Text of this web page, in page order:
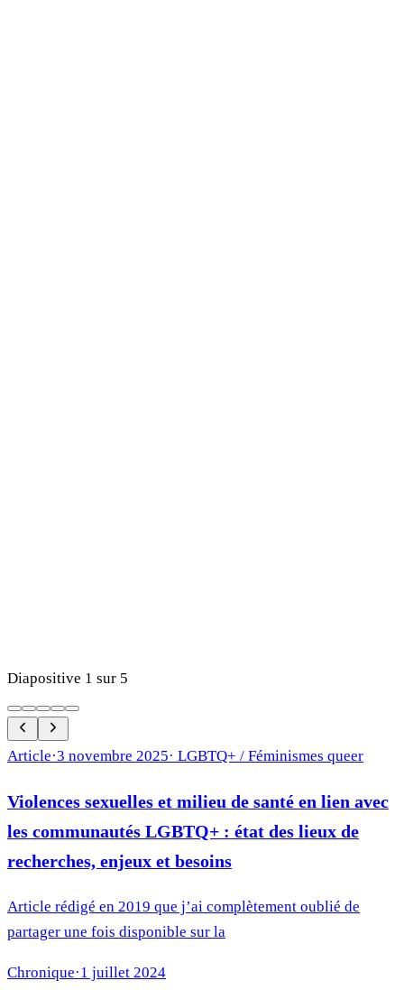
Diapositive 1 sur 5
Article·3 novembre 2025· LGBTQ+ / Féminismes queer
Violences sexuelles et milieu de santé en lien avec
les communautés LGBTQ+ : état des lieux de
recherches, enjeux et besoins
Article rédigé en 2019 que j’ai complètement oublié de
partager une fois disponible sur la
Chronique·1 juillet 2024